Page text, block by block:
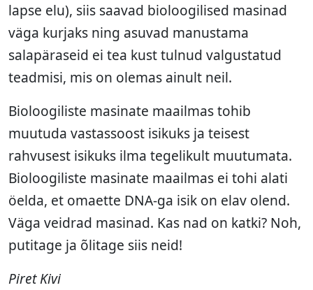
lapse elu), siis saavad bioloogilised masinad
väga kurjaks ning asuvad manustama
salapäraseid ei tea kust tulnud valgustatud
teadmisi, mis on olemas ainult neil.
Bioloogiliste masinate maailmas tohib
muutuda vastassoost isikuks ja teisest
rahvusest isikuks ilma tegelikult muutumata.
Bioloogiliste masinate maailmas ei tohi alati
öelda, et omaette DNA-ga isik on elav olend.
Väga veidrad masinad. Kas nad on katki? Noh,
putitage ja õlitage siis neid!
Piret Kivi